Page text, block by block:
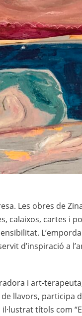
Les obres de
calaixos, cartes i
d’inspiració a
i art-
llavors,
títols com